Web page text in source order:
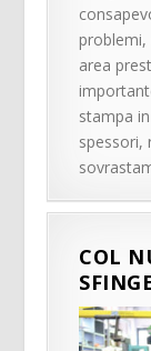
area
stampa
spessori,
COL